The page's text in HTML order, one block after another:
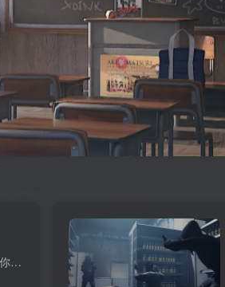
游戏介绍 利用全新的神界4.0引擎打造，《博德之门3》将为你提供前所未有的自由度，让你在这个充满角色、危险和欺诈的活跃世界中探索、尝试、互动，并获取实时的反馈。宏大的电影级叙事让你比以...